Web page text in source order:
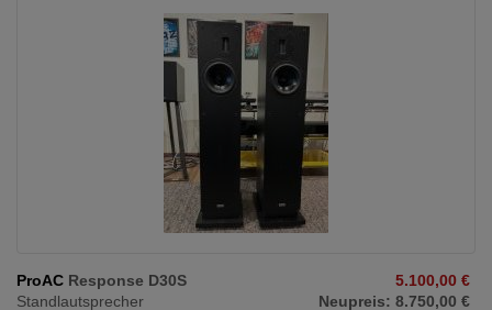
ProAC Response D30S
Standlautsprecher
5.100,00 €
Neupreis: 8.750,00 €